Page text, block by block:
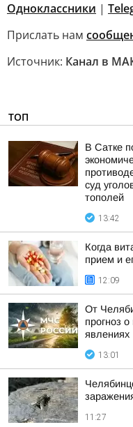
Одноклассники |
Прислать нам
Источник: Канал в
ТОП
В Сатке
суд
тополей
13:42
Когда
прием и
12:09
От
прогноз
явлениях
13:01
11:27